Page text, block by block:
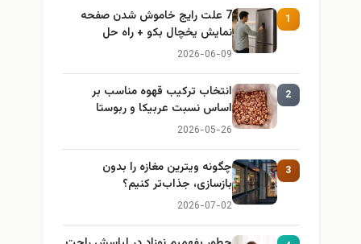
1
7 علت رایج خاموش شدن صفحه
نمایش یخچال بکو + راه حل
2026-06-09
2
انتخاب ترکیب قهوه مناسب بر
اساس نسبت عربیکا و ربوستا
2026-05-26
3
چگونه ویترین مغازه را بدون
بازسازی، جذاب‌تر کنیم؟
2026-07-02